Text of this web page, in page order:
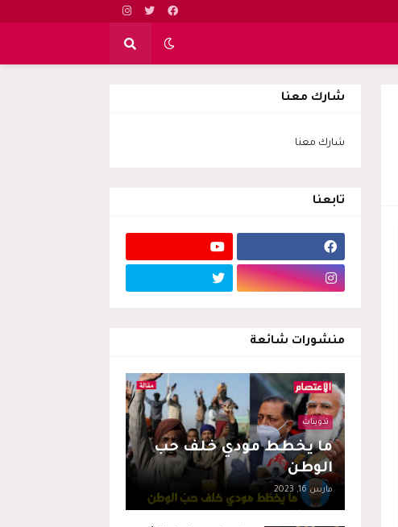
شارك معنا
شارك معنا
تابعنا
منشورات شائعة
تدوينات
ما يخطط مودي خلف حب
الوطن
مارس 16, 2023